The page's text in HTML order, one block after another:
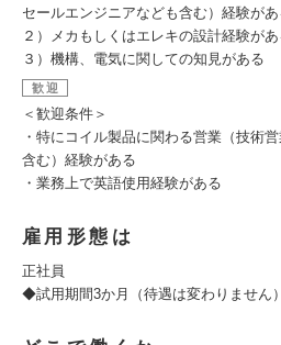
セールエンジニアなども含む）経験があ
２）メカもしくはエレキの設計経験があ
３）機構、電気に関しての知見がある
歓迎
＜歓迎条件＞
・特にコイル製品に関わる営業（技術
含む）経験がある
・業務上で英語使用経験がある
雇用形態は
正社員
◆試用期間3か月（待遇は変わりません）